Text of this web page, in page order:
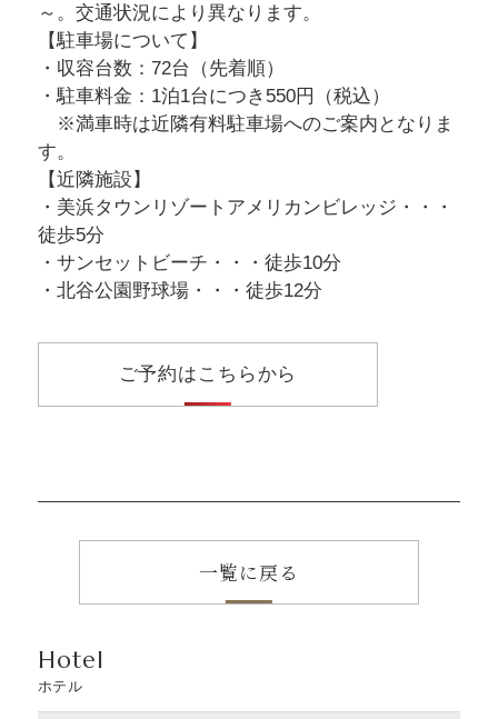
～。交通状況により異なります。
【駐車場について】
・収容台数：72台（先着順）
・駐車料金：1泊1台につき550円（税込）
※満車時は近隣有料駐車場へのご案内となりま
す。
【近隣施設】
・美浜タウンリゾートアメリカンビレッジ・・・
徒歩5分
・サンセットビーチ・・・徒歩10分
・北谷公園野球場・・・徒歩12分
ご予約はこちらから
一覧に戻る
Hotel
ホテル